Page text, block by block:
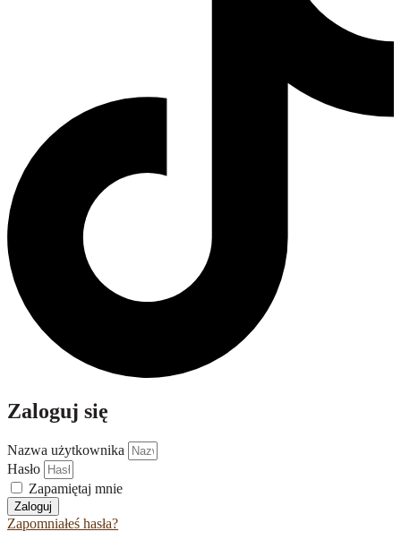
Zaloguj się
Nazwa użytkownika
Hasło
Zapamiętaj mnie
Zaloguj
Zapomniałeś hasła?